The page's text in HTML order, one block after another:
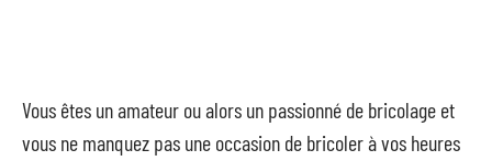
Vous êtes un amateur ou alors un passionné de bricolage et
vous ne manquez pas une occasion de bricoler à vos heures